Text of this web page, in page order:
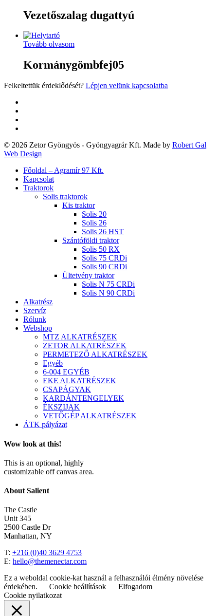
Vezetőszalag dugattyú
Tovább olvasom
Kormánygömbfej05
Felkeltettük érdeklődését? Lépjen velünk kapcsolatba
© 2026 Zetor Gyöngyös - Gyöngyagrár Kft. Made by Robert Gal
Web Design
Close
Menu
Főoldal – Agramír 97 Kft.
Kapcsolat
Traktorok
Solis traktorok
Kis traktor
Solis 20
Solis 26
Solis 26 HST
Szántóföldi traktor
Solis 50 RX
Solis 75 CRDi
Solis 90 CRDi
Ültetvény traktor
Solis N 75 CRDi
Solis N 90 CRDi
Alkatrész
Szervíz
Rólunk
Webshop
MTZ ALKATRÉSZEK
ZETOR ALKATRÉSZEK
PERMETEZŐ ALKATRÉSZEK
Egyéb
6-004 EGYÉB
EKE ALKATRÉSZEK
CSAPÁGYAK
KARDÁNTENGELYEK
ÉKSZIJAK
VETŐGÉP ALKATRÉSZEK
ÁTK pályázat
Wow look at this!
This is an optional, highly
customizable off canvas area.
About Salient
The Castle
Unit 345
2500 Castle Dr
Manhattan, NY
T: +216 (0)40 3629 4753
E: hello@themenectar.com
Ez a weboldal cookie-kat használ a felhasználói élmény növelése
érdekében.
Cookie beállítások
Elfogadom
Cookie nyilatkozat